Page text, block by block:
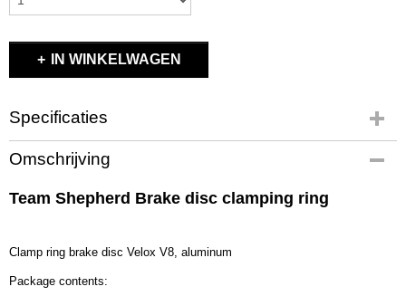
IN WINKELWAGEN
Specificaties
Productcode
601103
EAN code
601103
0,10 Kg
Omschrijving
Team Shepherd Brake disc clamping ring
Clamp ring brake disc Velox V8, aluminum
Package contents: